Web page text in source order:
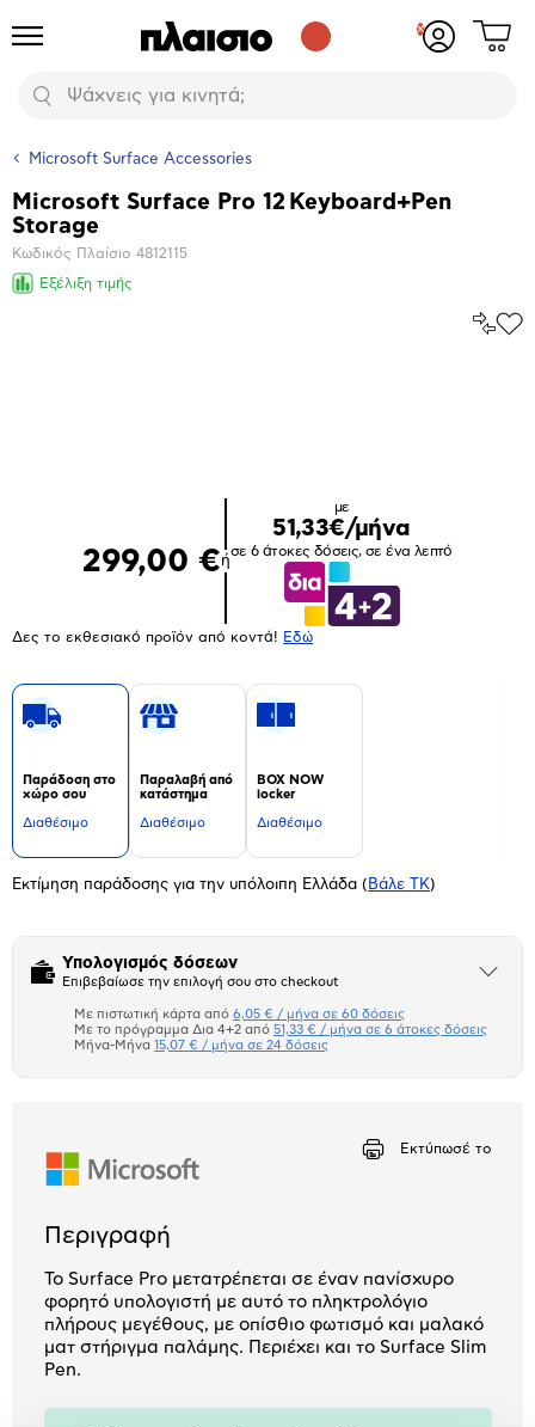
Προϊόντα
Αναζήτηση
Δες
Microsoft Surface Accessories
Βασικά
χαρακτηριστικά
Microsoft Surface Pro 12 Keyboard+Pen
Storage
Κωδικός Πλαίσιο 4812115
Εξέλιξη τιμής
299,00 €ή
με
51,33€/μήνα
σε 6 άτοκες δόσεις, σε ένα λεπτό
Δες το εκθεσιακό προϊόν από κοντά! Eδώ
Παράδοση στο
χώρο σου
Διαθέσιμο
Παραλαβή από
κατάστημα
Διαθέσιμο
BOX NOW
locker
Διαθέσιμο
Εκτίμηση παράδοσης για την υπόλοιπη Ελλάδα ( Βάλε ΤΚ)
Υπολογισμός δόσεων
Επιβεβαίωσε την επιλογή σου στο checkout
Άνοιξε
Πιστωτική κάρτα
Αριθμός δόσεων
Με πιστωτική κάρτα από 6,05 € / μήνα σε 60 δόσεις
Με το πρόγραμμα Δια 4+2 από 51,33 € / μήνα σε 6 άτοκες δόσεις
Μήνα-Μήνα 15,07 € / μήνα σε 24 δόσεις
Εκτύπωσέ το
Περιγραφή
Το Surface Pro μετατρέπεται σε έναν πανίσχυρο
φορητό υπολογιστή με αυτό το πληκτρολόγιο
πλήρους μεγέθους, με οπίσθιο φωτισμό και μαλακό
ματ στήριγμα παλάμης. Περιέχει και το Surface Slim
Pen.